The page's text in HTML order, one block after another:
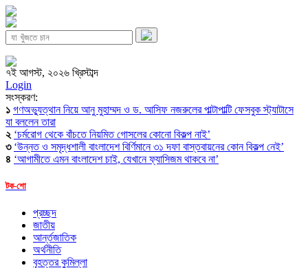
৭ই আগস্ট, ২০২৬ খ্রিস্টাব্দ
Login
সংস্করণ:
১ গণঅভ্যুত্থান নিয়ে আনু মুহাম্মদ ও ড. আসিফ নজরুলের পাল্টাপাল্টি ফেসবুক স্ট্যাটাসে
যা বললেন তারা
২ ‘চর্মরোগ থেকে বাঁচতে নিয়মিত গোসলের কোনো বিকল্প নাই’
৩ ‘উন্নত ও সমৃদ্ধশালী বাংলাদেশ বির্ণিমানে ৩১ দফা বাস্তবায়নের কোন বিকল্প নেই’
৪ ‘আগামীতে এমন বাংলাদেশ চাই, যেখানে ফ্যাসিজম থাকবে না’
টক-শো
প্রচ্ছদ
জাতীয়
আর্ন্তজাতিক
অর্থনীতি
বৃহত্তর কুমিল্লা